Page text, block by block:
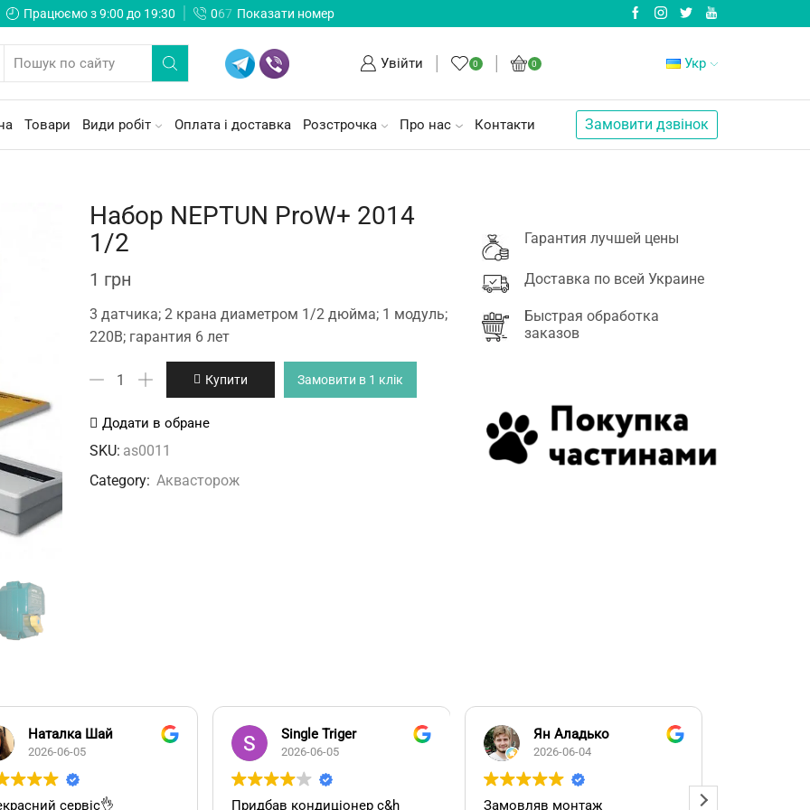
Працюємо з 9:00 до 19:30 067 Показати номер
Увійти 0 0 Укр
Товари Види робіт Оплата і доставка Розстрочка Про нас Контакти Замовити дзвінок
Набор NEPTUN ProW+ 2014
1/2
1 грн
3 датчика; 2 крана диаметром 1/2 дюйма; 1 модуль;
220В; гарантия 6 лет
Набор
ProW+
2014
кількість
Купити Замовити в 1 клік
Додати в обране
SKU: as0011
Category: Аквасторож
Гарантия лучшей цены
Доставка по всей Украине
Быстрая обработка
заказов
Наталка Шай
2026-06-05
сервіс👌
Single Triger
2026-06-05
Придбав кондиціонер c&h
Ян Аладько
2026-06-04
Замовляв монтаж